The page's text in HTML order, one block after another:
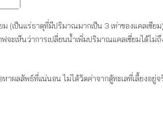
(เป็นแร่ธาตุที่มีปริมาณมากเป็น 3 เท่าของแคลเซี
เห็นว่าการเปลี่ยนน้ำเพิ่มปริมาณแคลเซี่ยมได้ไม่
าผลลัพธ์ที่แน่นอน ไม่ได้วัดค่าจากตู้ทะเลที่เลี้ยงอยู่